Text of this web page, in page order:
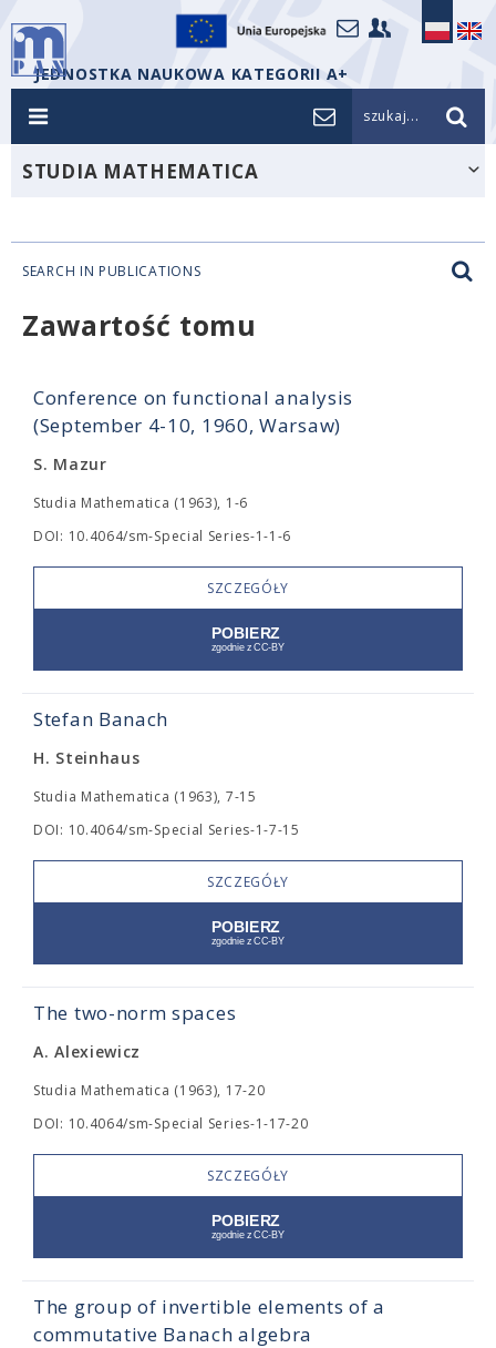
JEDNOSTKA NAUKOWA KATEGORII A+
szukaj...
STUDIA MATHEMATICA
SEARCH IN PUBLICATIONS
Zawartość tomu
Conference on functional analysis
(September 4-10, 1960, Warsaw)
S. Mazur
Studia Mathematica (1963), 1-6
DOI: 10.4064/sm-Special Series-1-1-6
SZCZEGÓŁY
Stefan Banach
H. Steinhaus
Studia Mathematica (1963), 7-15
DOI: 10.4064/sm-Special Series-1-7-15
SZCZEGÓŁY
The two-norm spaces
A. Alexiewicz
Studia Mathematica (1963), 17-20
DOI: 10.4064/sm-Special Series-1-17-20
SZCZEGÓŁY
The group of invertible elements of a
commutative Banach algebra